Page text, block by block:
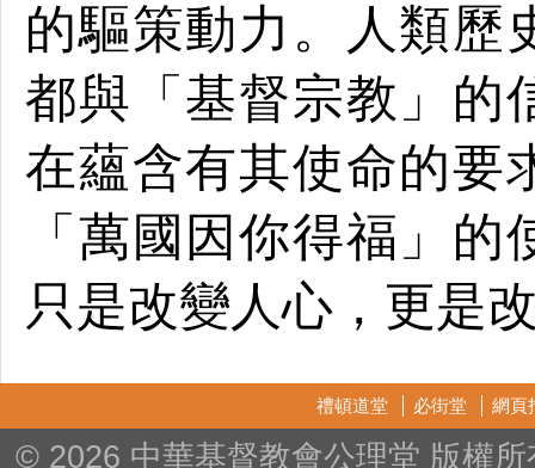
的驅策動力。人類歷
都與「基督宗教」的
在蘊含有其使命的要
「萬國因你得福」
只是改變人心，更是
禮頓道堂 必街堂 網頁
© 2026 中華基督教會公理堂 版權